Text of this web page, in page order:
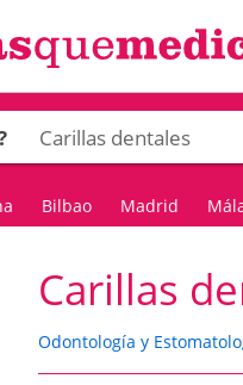
Bilbao Madrid
Carillas
Odontología y